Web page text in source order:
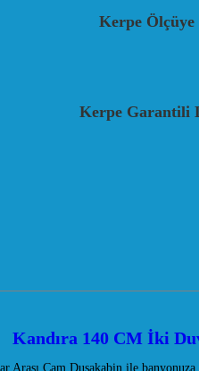
Kerpe Ölçüye
Kerpe Garantili
Kandıra 140 CM İki
Arası Cam Duşakabin ile banyonuza